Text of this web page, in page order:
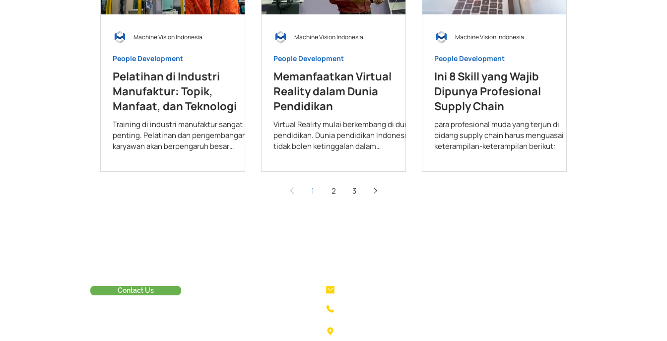
Pelatihan di Industri
Manufaktur: Topik,
Manfaat, dan Teknologi
Training di industri manufaktur sangat
penting. Pelatihan dan pengembangan
karyawan akan berpengaruh besar
People Development
Machine Vision Indonesia
Memanfaatkan Virtual
Reality dalam Dunia
Pendidikan
Virtual Reality mulai berkembang di dunia
pendidikan. Dunia pendidikan Indonesia
tidak boleh ketinggalan dalam
People Development
Machine Vision Indonesia
Ini 8 Skill yang Wajib
Dipunya Profesional
Supply Chain
para profesional muda yang terjun di
bidang supply chain harus menguasai
keterampilan-keterampilan berikut:
People Development
Machine Vision Indonesia
1 2 3
Contact Us